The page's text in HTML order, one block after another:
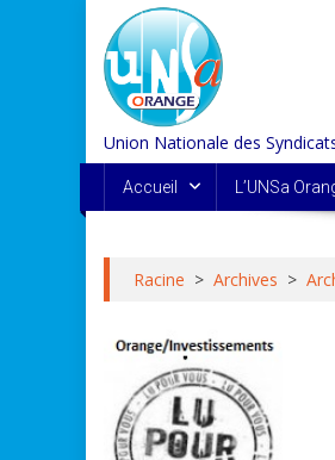
content
Union Nationale des
Accueil L’UNSa
Racine > Archives >